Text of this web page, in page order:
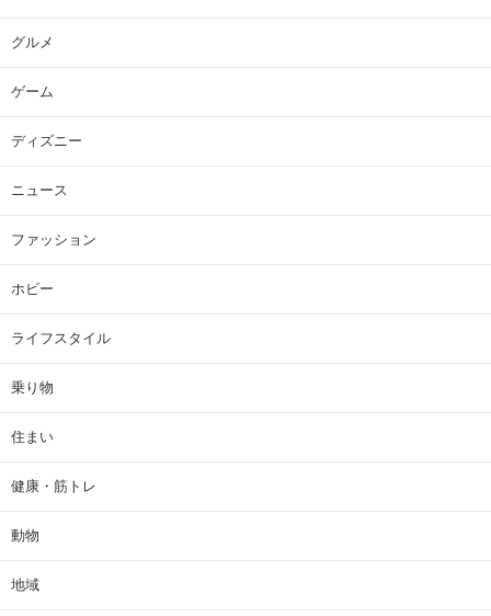
グルメ
ゲーム
ディズニー
ニュース
ファッション
ホビー
ライフスタイル
乗り物
住まい
健康・筋トレ
動物
地域